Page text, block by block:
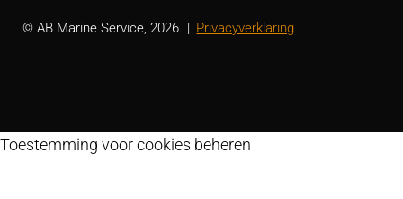
© AB Marine Service, 2026 Privacyverklaring
Toestemming voor cookies beheren